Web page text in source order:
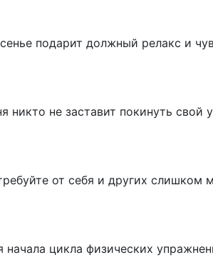
подарит должный релакс и
никто не заставит покинуть
от себя и других
цикла физических